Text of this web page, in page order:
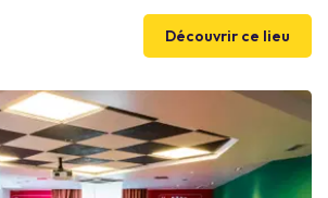
d'y organiser toutes sortes
également profiter de la cuisine
Découvrir ce lieu